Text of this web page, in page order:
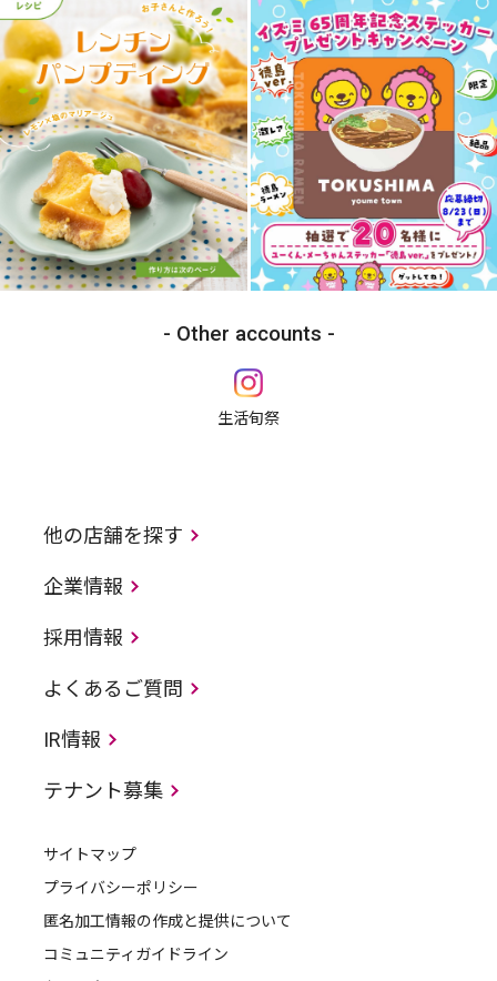
Other accounts
生活旬祭
他の店舗を探す
企業情報
採用情報
よくあるご質問
IR情報
テナント募集
サイトマップ
プライバシーポリシー
匿名加工情報の作成と提供について
コミュニティガイドライン